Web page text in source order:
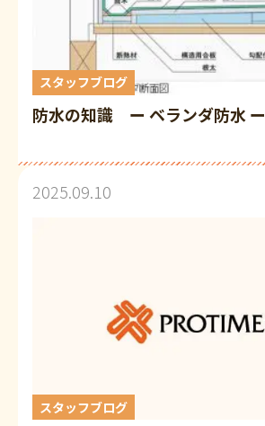
スタッフブログ
防水の知識 ー ベランダ防水 ー
2025.09.10
スタッフブログ